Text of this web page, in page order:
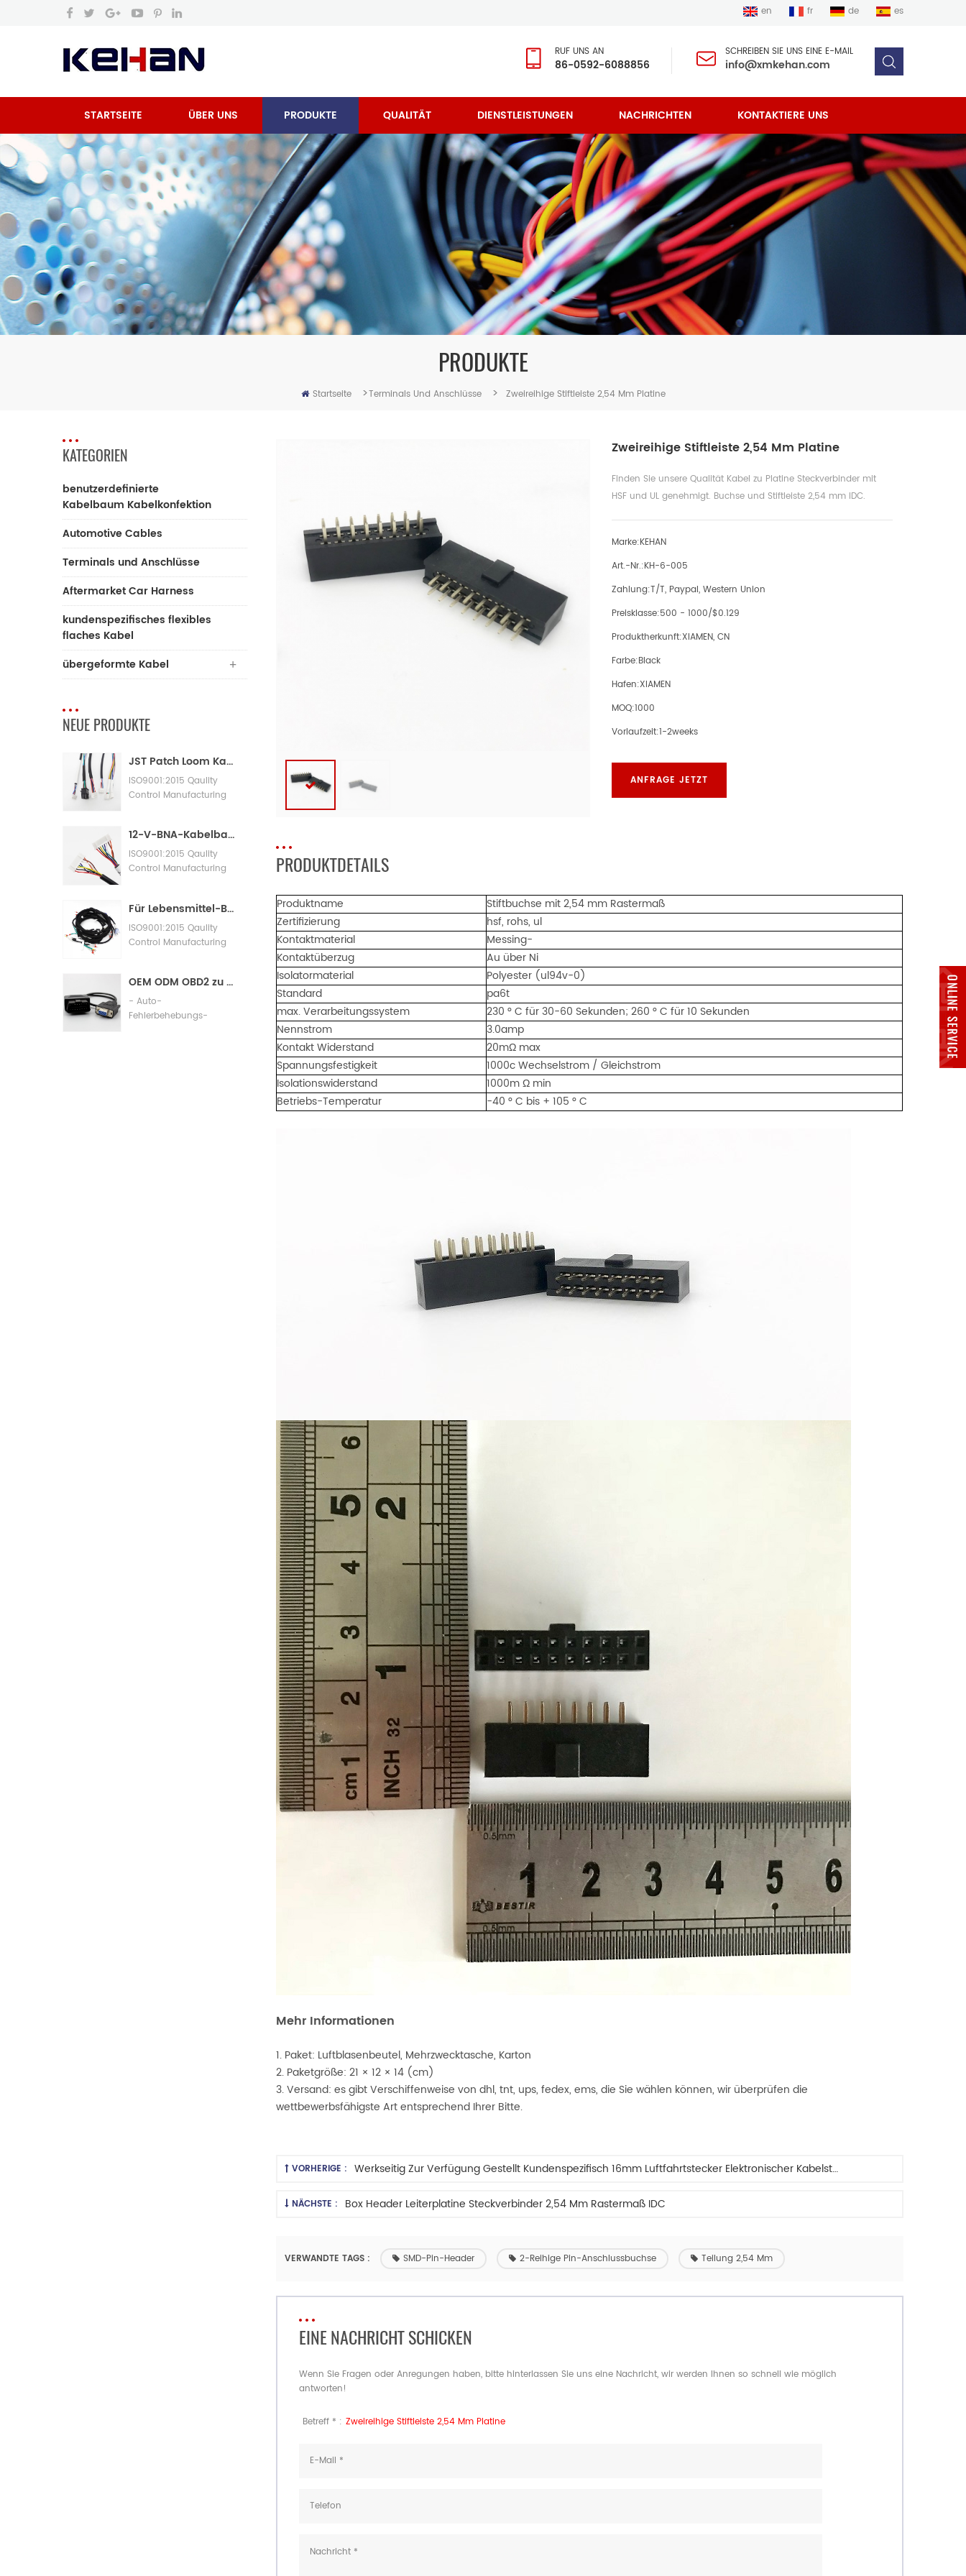
en fr de es
RUF UNS AN
86-0592-6088856
SCHREIBEN SIE UNS EINE E-MAIL
info@xmkehan.com
STARTSEITE ÜBER UNS PRODUKTE QUALITÄT DIENSTLEISTUNGEN NACHRICHTEN KONTAKTIERE UNS
PRODUKTE
Startseite >Terminals Und Anschlüsse > Zweireihige Stiftleiste 2,54 Mm Platine
Zweireihige Stiftleiste 2,54 Mm Platine
Finden Sie unsere Qualität Kabel zu Platine Steckverbinder mit
HSF und UL genehmigt. Buchse und Stiftleiste 2,54 mm IDC.
Marke:KEHAN
Art.-Nr.:KH-6-005
Zahlung:T/T, Paypal, Western Union
Preisklasse:500 - 1000/$0.129
Produktherkunft:XIAMEN, CN
Farbe:Black
Hafen:XIAMEN
MOQ:1000
Vorlaufzeit:1-2weeks
ANFRAGE JETZT
PRODUKTDETAILS
Produktname
Stiftbuchse mit 2,54 mm Rastermaß
Zertifizierung
hsf, rohs, ul
Kontaktmaterial
Messing-
Kontaktüberzug
Au über Ni
Isolatormaterial
Polyester (ul94v-0)
Standard
pa6t
max. Verarbeitungssystem
230 ° C für 30-60 Sekunden; 260 ° C für 10 Sekunden
Nennstrom
3.0amp
Kontakt Widerstand
20mΩ max
Spannungsfestigkeit
1000c Wechselstrom / Gleichstrom
Isolationswiderstand
1000mΩ min
Betriebs-Temperatur
-40 ° C bis + 105 ° C
Mehr Informationen
1. Paket: Luftblasenbeutel, Mehrzwecktasche, Karton
2. Paketgröße: 21 × 12 × 14 (cm)
3. Versand: es gibt Verschiffenweise von dhl, tnt, ups, fedex, ems, die Sie wählen können, wir überprüfen die
wettbewerbsfähigste Art entsprechend Ihrer Bitte.
VORHERIGE : Werkseitig Zur Verfügung Gestellt Kundenspezifisch 16mm Luftfahrtstecker Elektronischer Kabelstecker GX16
NÄCHSTE : Box Header Leiterplatine Steckverbinder 2,54 Mm Rastermaß IDC
VERWANDTE TAGS : SMD-Pin-Header 2-Reihige Pin-Anschlussbuchse Teilung 2,54 Mm
EINE NACHRICHT SCHICKEN
Wenn Sie Fragen oder Anregungen haben, bitte hinterlassen Sie uns eine Nachricht, wir werden Ihnen so schnell wie möglich
antworten!
Betreff * : Zweireihige Stiftleiste 2,54 Mm Platine
KATEGORIEN
benutzerdefinierte
Kabelbaum Kabelkonfektion
Automotive Cables
Terminals und Anschlüsse
Aftermarket Car Harness
kundenspezifisches flexibles
flaches Kabel
übergeformte Kabel
NEUE PRODUKTE
JST Patch Loom Kabelbaum
ISO9001:2015 Qaulity
Control Manufacturing
12-V-BNA-Kabelbaum-Adapterkabelbaum
ISO9001:2015 Qaulity
Control Manufacturing
Für Lebensmittel-Bäckereimaschinen mit großen Kabelbäumen
ISO9001:2015 Qaulity
Control Manufacturing
OEM ODM OBD2 zu db9 Kabel-Automobil-Diagnoseanschlusskabel
- Auto-
Fehlerbehebungs-